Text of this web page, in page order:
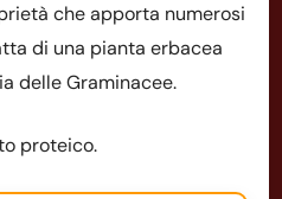
che apporta numerosi
di una pianta erbacea
delle Graminacee.
proteico.